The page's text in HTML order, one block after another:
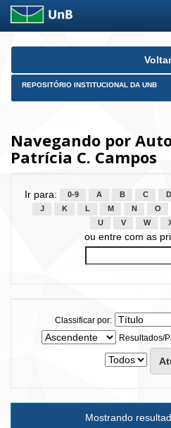
Skip
Voltar
REPOSITÓRIO INSTITUCIONAL DA UNB
Navegando por
Patrícia C. Campos
Ir para: 0-9 A B C D
J
K L M N O
U
V W
ou entre com as
Classificar por:
Resultados/
Mostrando